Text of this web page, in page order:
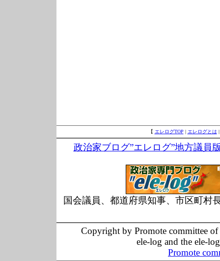
【 エレログTOP | エレログとは
政治家ブログ”エレログ”地方議員
国会議員、都道府県知事、市区町村
Copyright by Promote committee
ele-log and the ele-
Promote